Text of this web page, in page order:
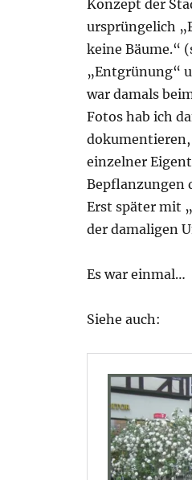
Konzept der
ursprüngelich
keine Bäume.“
„Entgrünung“
war damals
Fotos hab ich
dokumentieren,
einzelner
Bepflanzungen
Erst später mit
der damaligen
Es war einmal…
Siehe auch: